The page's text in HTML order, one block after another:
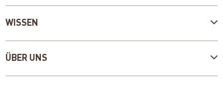
WISSEN
ÜBER UNS